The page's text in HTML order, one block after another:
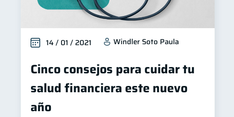
14 / 01 / 2021 Windler Soto Paula
Cinco consejos para cuidar tu
salud financiera este nuevo
año